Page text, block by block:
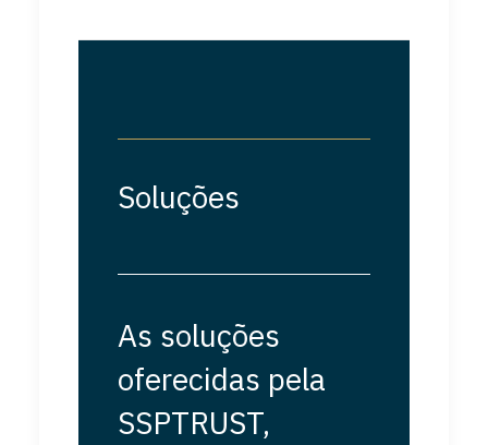
Soluções
As soluções
oferecidas pela
SSPTRUST,